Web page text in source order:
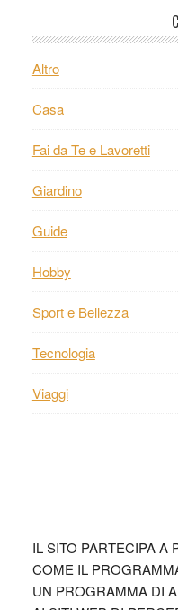
Altro
Casa
Fai da Te e Lavoretti
Giardino
Guide
Hobby
Sport e Bellezza
Tecnologia
Viaggi
Footer
IL SITO PARTECIPA A
COME IL
UN PROGRAMMA DI